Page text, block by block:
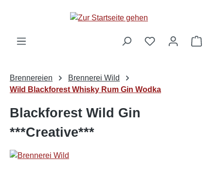
Brennereien
Brennerei Wild
Wild Blackforest Whisky Rum Gin Wodka
Blackforest Wild Gin
***Creative***